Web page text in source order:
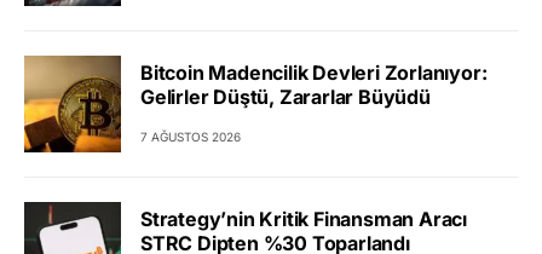
Bitcoin Madencilik Devleri Zorlanıyor:
Gelirler Düştü, Zararlar Büyüdü
7 AĞUSTOS 2026
Strategy’nin Kritik Finansman Aracı
STRC Dipten %30 Toparlandı